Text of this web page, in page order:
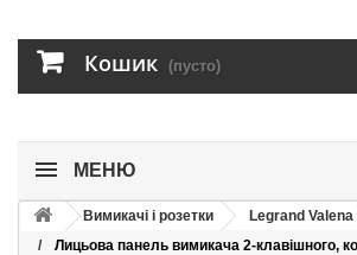
Кошик (пусто)
МЕНЮ
Вимикачі і розетки
Legrand
Лицьова панель вимикача 2-клавішного,